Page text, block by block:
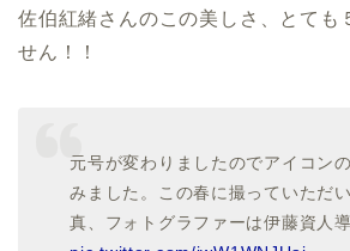
佐伯紅緒さんのこの美しさ、 とても
せん！！
元号が変わりましたのでアイコン
みました。この春に撮っていただ
真、フォトグラファーは伊藤資人